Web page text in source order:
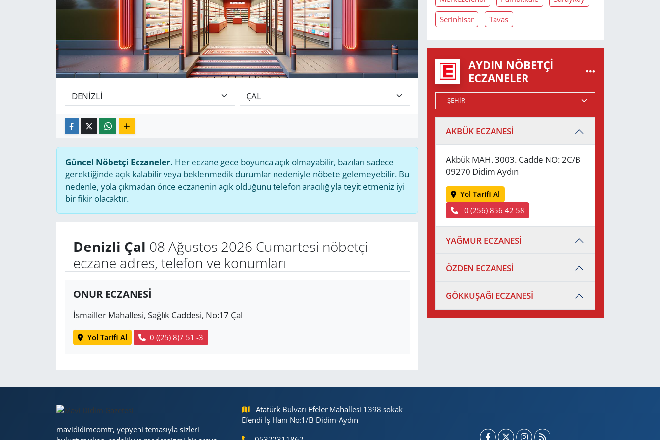
Güncel Nöbetçi Eczaneler. Her eczane gece boyunca açık olmayabilir, bazıları sadece
gerektiğinde açık kalabilir veya beklenmedik durumlar nedeniyle nöbete gelemeyebilir. Bu
nedenle, yola çıkmadan önce eczanenin açık olduğunu telefon aracılığıyla teyit etmeniz iyi
bir fikir olacaktır.
Denizli Çal 08 Ağustos 2026 Cumartesi nöbetçi
eczane adres, telefon ve konumları
ONUR ECZANESİ
İsmailler Mahallesi, Sağlık Caddesi, No:17 Çal
Yol Tarifi Al 0 ((25) 8)7 51 -3
Serinhisar Tavas
AYDIN NÖBETÇI
ECZANELER
AKBÜK ECZANESİ
Akbük MAH. 3003. Cadde NO: 2C/B
09270 Didim Aydın
Yol Tarifi Al
0 (256) 856 42 58
YAĞMUR ECZANESİ
ÖZDEN ECZANESİ
GÖKKUŞAĞI ECZANESİ
mavididimcomtr, yepyeni temasıyla sizleri
Atatürk Bulvarı Efeler Mahallesi 1398 sokak
Efendi İş Hanı No:1/B Didim-Aydın
HABERDE İNSAN
KÜLTÜR SANAT
POLİTİKA